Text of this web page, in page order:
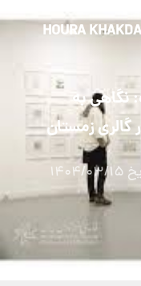
HOURA
نگاهی به
زمستان
1404/03/15